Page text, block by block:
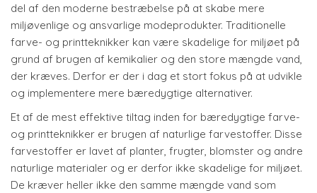
del af den moderne bestræbelse på at skabe mere
miljøvenlige og ansvarlige modeprodukter. Traditionelle
farve- og printteknikker kan være skadelige for miljøet på
grund af brugen af kemikalier og den store mængde vand,
der kræves. Derfor er der i dag et stort fokus på at udvikle
og implementere mere bæredygtige alternativer.
Et af de mest effektive tiltag inden for bæredygtige farve-
og printteknikker er brugen af naturlige farvestoffer. Disse
farvestoffer er lavet af planter, frugter, blomster og andre
naturlige materialer og er derfor ikke skadelige for miljøet.
De kræver heller ikke den samme mængde vand som